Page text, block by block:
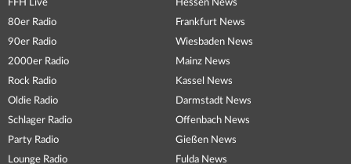
FFH Live
80er Radio
90er Radio
2000er Radio
Rock Radio
Oldie Radio
Schlager Radio
Party Radio
Lounge Radio
Hessen News
Frankfurt News
Wiesbaden News
Mainz News
Kassel News
Darmstadt News
Offenbach News
Gießen News
Fulda News